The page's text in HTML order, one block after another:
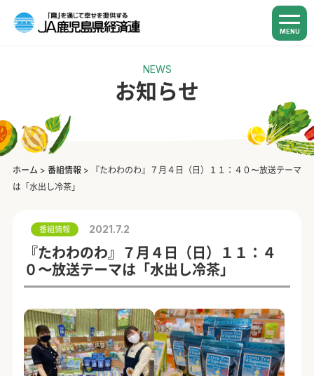
MENU
NEWS
お知らせ
ホーム > 番組情報 >
『たわわのわ』７月４日（日）１１：４０〜放送テーマ
は「水出し冷茶」
番組情報 2021.7.2
『たわわのわ』７月４日（日）１１：４
０〜放送テーマは「水出し冷茶」